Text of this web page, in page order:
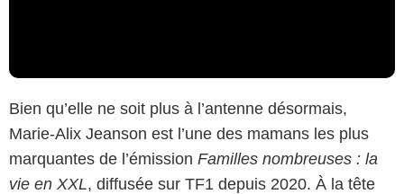
Bien qu’elle ne soit plus à l’antenne désormais,
Marie-Alix Jeanson est l’une des mamans les plus
marquantes de l’émission Familles nombreuses : la
vie en XXL, diffusée sur TF1 depuis 2020. À la tête